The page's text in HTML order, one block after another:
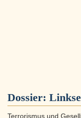
Dossier:
Terrorismus und